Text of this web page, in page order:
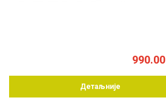
990.00
Детаљније